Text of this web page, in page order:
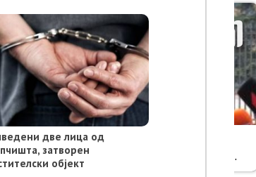
две лица од
затворен
објект